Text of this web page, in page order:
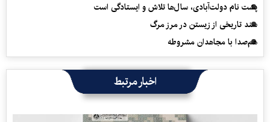
پشت نام دولت‌آبادی، سال‌ها تلاش و ایستادگی است
سند تاریخی از زیستن در مرز مرگ
هم‌صدا با مجاهدان مشروطه
اخبار مرتبط